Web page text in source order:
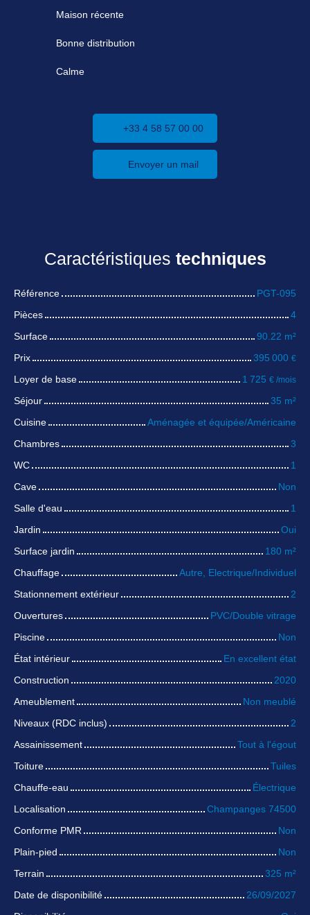
Maison récente
Bonne distribution
Calme
+33 4 58 57 00 00
Envoyer un mail
Caractéristiques techniques
Référence
PGT-095
Pièces
4
Surface
90.22 m²
Prix
395 000 €
Loyer de base 1 725 € /mois
Séjour 35 m²
Cuisine
Aménagée et équipée/Américaine
Chambres
3
WC
1
Cave
Non
Salle d'eau
1
Jardin
Oui
Surface jardin
180 m²
Chauffage
Autre, Electrique/Individuel
Stationnement extérieur
2
Ouvertures
PVC/Double vitrage
Piscine
Non
État intérieur
En excellent état
Construction
2020
Ameublement
Non meublé
Niveaux (RDC inclus)
2
Assainissement
Tout à l'égout
Toiture
Tuiles
Chauffe-eau
Électrique
Localisation
Champanges 74500
Conforme PMR
Non
Plain-pied
Non
Terrain
325 m²
Date de disponibilité
26/09/2027